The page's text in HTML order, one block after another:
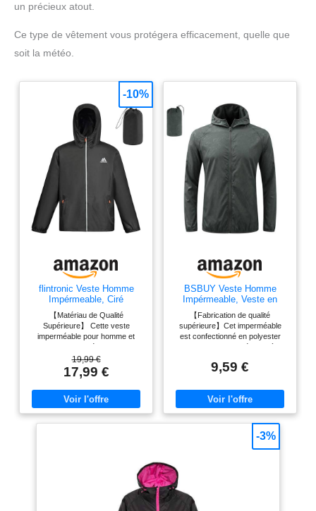
un précieux atout.
Ce type de vêtement vous protégera efficacement, quelle que
soit la météo.
flintronic Veste Homme
Impérmeable, Ciré
imperméable, Légère Veste
Running Homme, pour
Sport Cyclisme Running
Voyage, Avec fermeture
【Matériau de Qualité
Supérieure】 Cette veste
imperméable pour homme et
femme est fabriquée en tissu 100
% polyester, confortable,
respirant, léger, indéchirable et
durable. Des bandes
réfléchissantes sont placées sur
la poitrine et dans le dos pour
refléter la lumière ambiante. Cette
Cet imperméable est doté d'une
capuche réglable avec cordon de
serrage et de poignets élastiques
pour une protection optimale
19,99 €
17,99 €
-10%
BSBUY Veste Homme
Impérmeable, Veste en
Plein Air Zippée pour
Hommes avec Sac, Veste
de Randonnée Homme,
Veste Running Course
pour Sport Cyclisme
Voyage, Sans Poches,
【Fabrication de qualité
supérieure】Cet imperméable
est confectionné en polyester
100 % respirant, léger et à
douce et agréable au toucher
cas d'utilisation prolongée.
【Protection contre les
intempéries】Cette veste
protège efficacement des pluies
fines et des bruines (elle n'est
pas adaptée aux fortes averses),
Elle vous protège également des
【Conception pratique】Cette
9,59 €
-3%